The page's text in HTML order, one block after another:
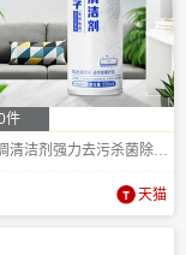
件
TOHP洗空调清洁剂强力去污杀菌除味壁挂机柜
天猫